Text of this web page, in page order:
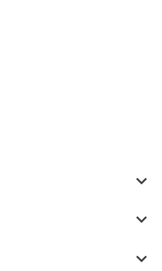


